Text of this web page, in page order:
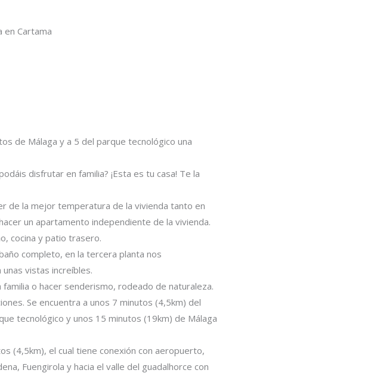
en Cartama
de Málaga y a 5 del parque tecnológico una
disfrutar en familia? ¡Esta es tu casa! Te la
de la mejor temperatura de la vivienda tanto en
un apartamento independiente de la vivienda.
cocina y patio trasero.
completo, en la tercera planta nos
vistas increíbles.
o hacer senderismo, rodeado de naturaleza.
Se encuentra a unos 7 minutos (4,5km) del
tecnológico y unos 15 minutos (19km) de Málaga
(4,5km), el cual tiene conexión con aeropuerto,
Fuengirola y hacia el valle del guadalhorce con